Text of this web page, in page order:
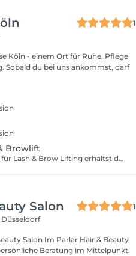
1
Köln - einem Ort für Ruhe, Pflege
Sobald du bei uns ankommst, darf
Browlift
Mit meiner Kombi-Behandlung für Lash & Brow Lifting erhältst du perfekt geschwungene Wimpern und volle, definierte Augenbrauen ganz ohne tägliches Styling! Brow Lifting verleiht deinen Augenbrauen bis zu 50 % mehr Volumen und sorgt dafür, dass du sie flexibel in Form bürsten kannst ohne Gel oder zusätzliche Produkte. Lash Lifting lässt deine Wimpern 100 % länger und dichter wirken, mit einem natürlichen Schwung, der deinen Blick wacher erscheinen lässt Mascara wird überflüssig! Inklusive: Färben der Wimpern und Augenbrauen für noch mehr Ausdruck Zupfen & in Form bringen der Augenbrauen für ein perfektes Ergebnis Abschlusspflege um die Härchen optimal zu stärken und zu pflegen Das Ergebnis ist wasserfest, hält bis zu 6 Wochen und schenkt dir jeden Morgen einen perfekten Look ganz ohne Aufwand!
Salon
1
Düsseldorf
Salon Im Parlar Hair & Beauty
Beratung im Mittelpunkt.